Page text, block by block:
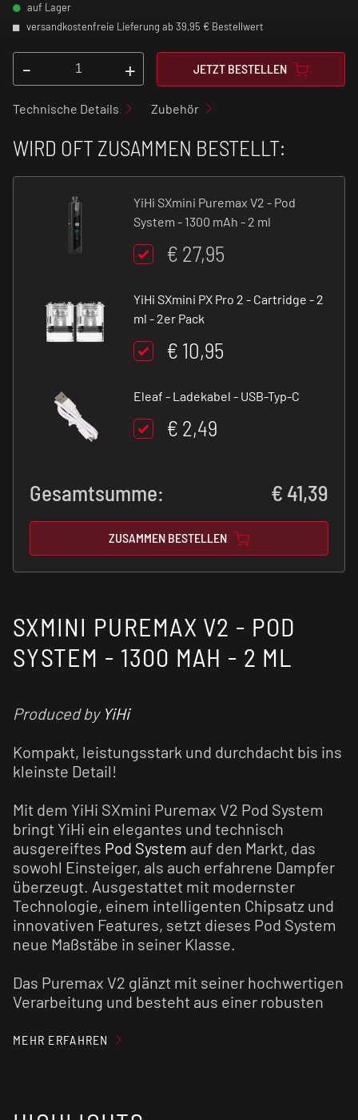
auf Lager
versandkostenfreie Lieferung ab 39,95 € Bestellwert
- + JETZT BESTELLEN
Technische Details Zubehör
WIRD OFT ZUSAMMEN BESTELLT:
YiHi SXmini Puremax V2 - Pod
System - 1300 mAh - 2 ml
€ 27,95
YiHi SXmini PX Pro 2 - Cartridge - 2
ml - 2er Pack
€ 10,95
Eleaf - Ladekabel - USB-Typ-C
€ 2,49
Gesamtsumme: €41,39
ZUSAMMEN BESTELLEN
SXMINI PUREMAX V2 - POD
SYSTEM - 1300 MAH - 2 ML
Produced by YiHi
Kompakt, leistungsstark und durchdacht bis ins
kleinste Detail!
Mit dem YiHi SXmini Puremax V2 Pod System
bringt YiHi ein elegantes und technisch
ausgereiftes Pod System auf den Markt, das
sowohl Einsteiger, als auch erfahrene Dampfer
überzeugt. Ausgestattet mit modernster
Technologie, einem intelligenten Chipsatz und
innovativen Features, setzt dieses Pod System
neue Maßstäbe in seiner Klasse.
Das Puremax V2 glänzt mit seiner hochwertigen
Verarbeitung und besteht aus einer robusten
seiner kompakten Maße steckt jede Menge
MEHR ERFAHREN